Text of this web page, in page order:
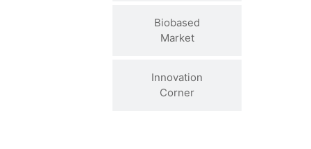
Biobased
Market
Innovation
Corner